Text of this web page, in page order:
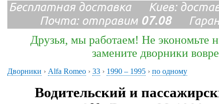
Бесплатная доставка Киев:
Почта: отправим 07.08
Друзья, мы работаем! Не экономьте
замените дворники
Дворники › Alfa Romeo › 33 › 1990 – 1995 › по одному
Водительский и